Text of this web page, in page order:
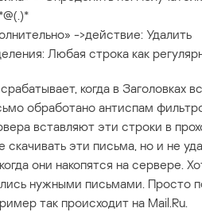
->действие: Удалить
Любая строка как
когда в Заголовках
обработано антиспам
вставляют эти строки в
скачивать эти письма, но и не
они накопятся на сервере.
нужными письмами. Просто
так происходит на Mail.Ru.